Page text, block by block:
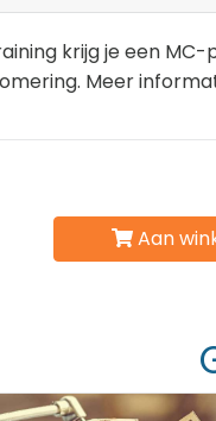
krijg je een MC-
Meer
Aan